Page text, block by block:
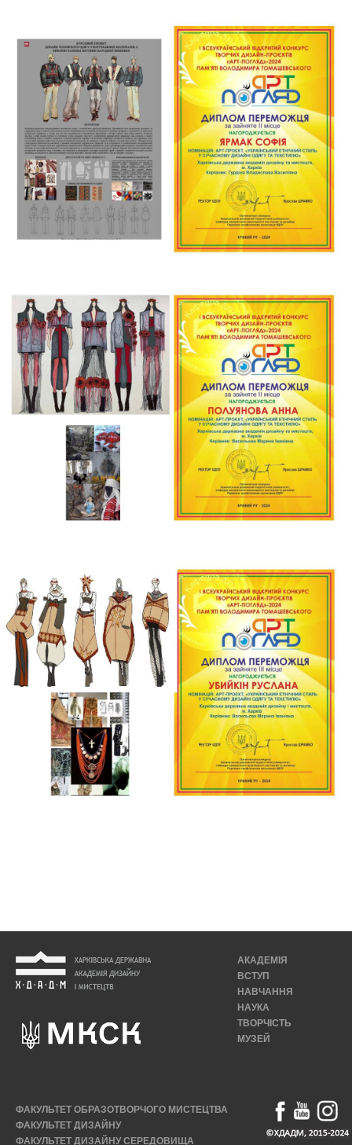
АКАДЕМІЯ
ВСТУП
НАВЧАННЯ
НАУКА
ТВОРЧІСТЬ
МУЗЕЙ
ФАКУЛЬТЕТ ОБРАЗОТВОРЧОГО МИСТЕЦТВА
ФАКУЛЬТЕТ ДИЗАЙНУ
ФАКУЛЬТЕТ ДИЗАЙНУ СЕРЕДОВИЩА